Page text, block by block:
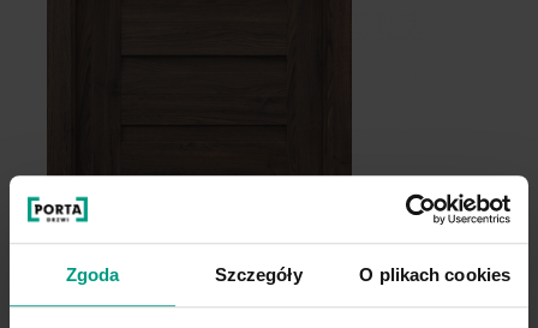
Zgoda Szczegóły O plikach cookies
Szary